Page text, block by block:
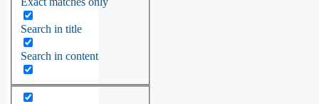
Search in title
Search in content